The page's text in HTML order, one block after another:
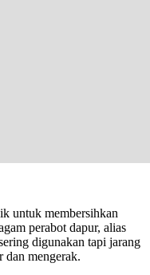
untuk membersihkan
perabot dapur, alias
digunakan tapi jarang
dan mengerak.